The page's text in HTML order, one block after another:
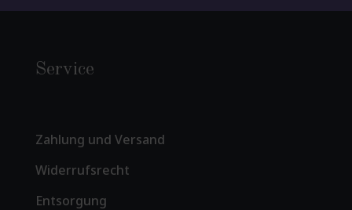
Service
Zahlung und Versand
Widerrufsrecht
Entsorgung